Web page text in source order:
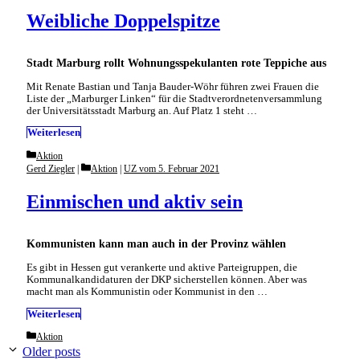
Stadt Marburg rollt Wohnungsspekulanten rote Teppiche aus
Weibliche Doppelspitze
Mit Renate Bastian und Tanja Bauder-Wöhr führen zwei Frauen die
Liste der „Marburger Linken“ für die Stadtverordnetenversammlung
der Universitätsstadt Marburg an. Auf Platz 1 steht …
Weiterlesen
Categories
Aktion
Kommunisten kann man auch in der Provinz wählen
Einmischen und aktiv sein
Gerd Ziegler Categories
Aktion UZ vom 5. Februar 2021
Es gibt in Hessen gut verankerte und aktive Parteigruppen, die
Kommunalkandidaturen der DKP sicherstellen können. Aber was
macht man als Kommunistin oder Kommunist in den …
Weiterlesen
Categories
Aktion
Older posts